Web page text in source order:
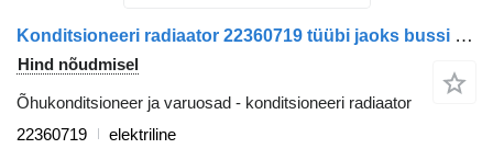
Konditsioneeri radiaator 22360719 tüübi jaoks bussi Volvo B5LH
Hind nõudmisel
Õhukonditsioneer ja varuosad - konditsioneeri radiaator
22360719
elektriline